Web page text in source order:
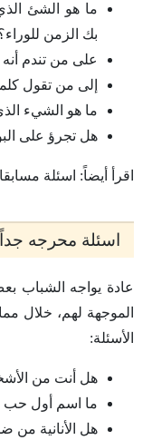
ما هو الشئ
بك الزمن
على من تندم
إلى من تقول
ما هو الشيء
هل تجرؤ على
اقرأ أيضاً: اسئلة
اسئلة محرجه
عادة يواجه الشباب
الموجهة لهم، خلال
الأسئلة:
هل أنت من
ما اسم أول حب
هل الأنانية